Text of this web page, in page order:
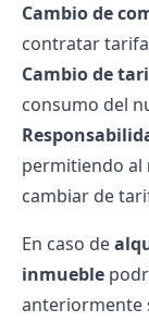
Cambio de
contratar
Cambio de
consumo del
permitiendo al
cambiar de
En caso de
inmueble
anteriormente